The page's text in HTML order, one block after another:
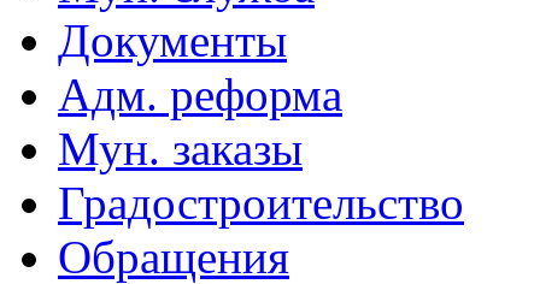
Документы
Адм. реформа
Мун. заказы
Градостроительство
Обращения